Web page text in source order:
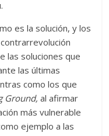
es la solución, y los
las soluciones que
las últimas
como los que
Ground, al afirmar
más vulnerable
ejemplo a las